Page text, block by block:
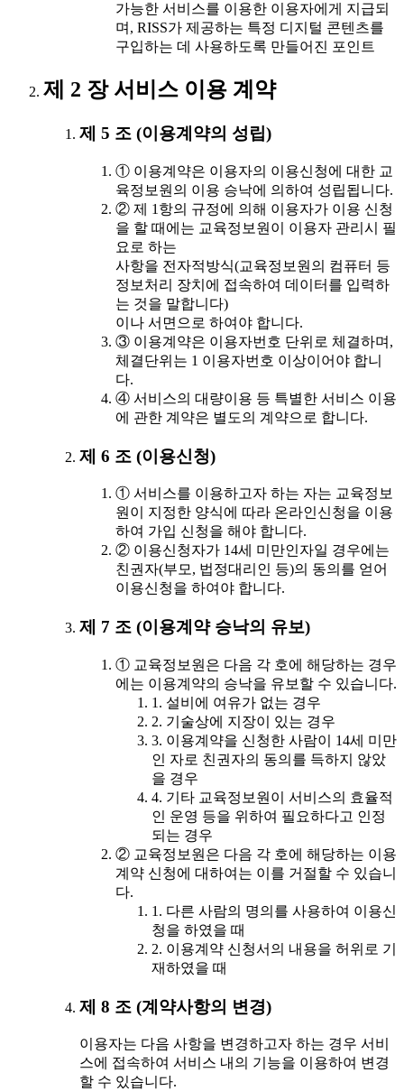
가능한 서비스를 이용한 이용자에게 지급되
며, RISS가 제공하는 특정 디지털 콘텐츠를
구입하는 데 사용하도록 만들어진 포인트
제 2 장 서비스 이용 계약
제 5 조 (이용계약의 성립)
① 이용계약은 이용자의 이용신청에 대한 교
육정보원의 이용 승낙에 의하여 성립됩니다.
② 제 1항의 규정에 의해 이용자가 이용 신청
을 할 때에는 교육정보원이 이용자 관리시 필
요로 하는
사항을 전자적방식(교육정보원의 컴퓨터 등
정보처리 장치에 접속하여 데이터를 입력하
는 것을 말합니다)
이나 서면으로 하여야 합니다.
③ 이용계약은 이용자번호 단위로 체결하며,
체결단위는 1 이용자번호 이상이어야 합니
다.
④ 서비스의 대량이용 등 특별한 서비스 이용
에 관한 계약은 별도의 계약으로 합니다.
제 6 조 (이용신청)
① 서비스를 이용하고자 하는 자는 교육정보
원이 지정한 양식에 따라 온라인신청을 이용
하여 가입 신청을 해야 합니다.
② 이용신청자가 14세 미만인자일 경우에는
친권자(부모, 법정대리인 등)의 동의를 얻어
이용신청을 하여야 합니다.
제 7 조 (이용계약 승낙의 유보)
① 교육정보원은 다음 각 호에 해당하는 경우
에는 이용계약의 승낙을 유보할 수 있습니다.
1. 설비에 여유가 없는 경우
2. 기술상에 지장이 있는 경우
3. 이용계약을 신청한 사람이 14세 미만
인 자로 친권자의 동의를 득하지 않았
을 경우
4. 기타 교육정보원이 서비스의 효율적
인 운영 등을 위하여 필요하다고 인정
되는 경우
② 교육정보원은 다음 각 호에 해당하는 이용
계약 신청에 대하여는 이를 거절할 수 있습니
다.
1. 다른 사람의 명의를 사용하여 이용신
청을 하였을 때
2. 이용계약 신청서의 내용을 허위로 기
재하였을 때
제 8 조 (계약사항의 변경)
이용자는 다음 사항을 변경하고자 하는 경우 서비
스에 접속하여 서비스 내의 기능을 이용하여 변경
할 수 있습니다.